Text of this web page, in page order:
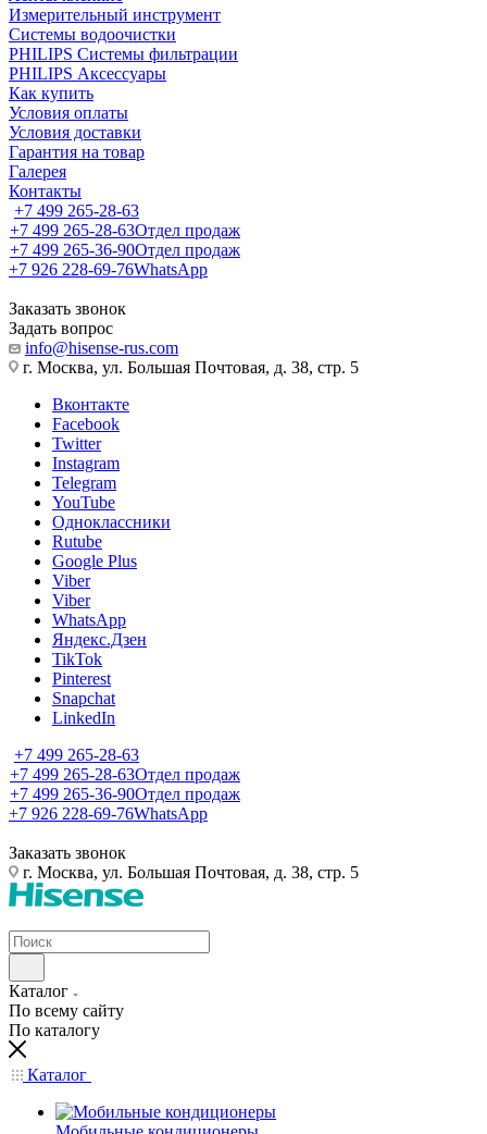
Измерительный инструмент
Системы водоочистки
PHILIPS Системы фильтрации
PHILIPS Аксессуары
Как купить
Условия оплаты
Условия доставки
Гарантия на товар
Галерея
Контакты
+7 499 265-28-63
+7 499 265-28-63Отдел продаж
+7 499 265-36-90Отдел продаж
+7 926 228-69-76WhatsApp
Заказать звонок
Задать вопрос
info@hisense-rus.com
г. Москва, ул. Большая Почтовая, д. 38, стр. 5
Вконтакте
Facebook
Twitter
Instagram
Telegram
YouTube
Одноклассники
Rutube
Google Plus
Viber
Viber
WhatsApp
Яндекс.Дзен
TikTok
Pinterest
Snapchat
LinkedIn
+7 499 265-28-63
+7 499 265-28-63Отдел продаж
+7 499 265-36-90Отдел продаж
+7 926 228-69-76WhatsApp
Заказать звонок
г. Москва, ул. Большая Почтовая, д. 38, стр. 5
Каталог
По всему сайту
По каталогу
Каталог